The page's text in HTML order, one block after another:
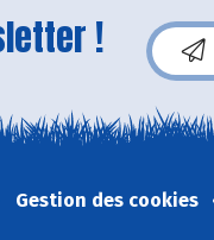
!
Gestion des cookies